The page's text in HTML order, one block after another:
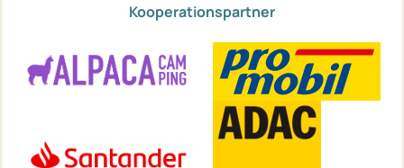
Kooperationspartner